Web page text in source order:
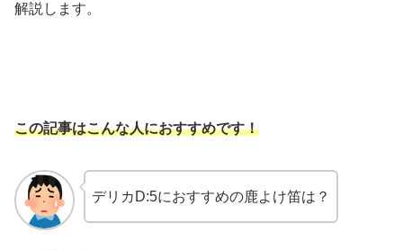
解説します。
この記事はこんな人におすすめです！
デリカD:5におすすめの鹿よけ笛は？